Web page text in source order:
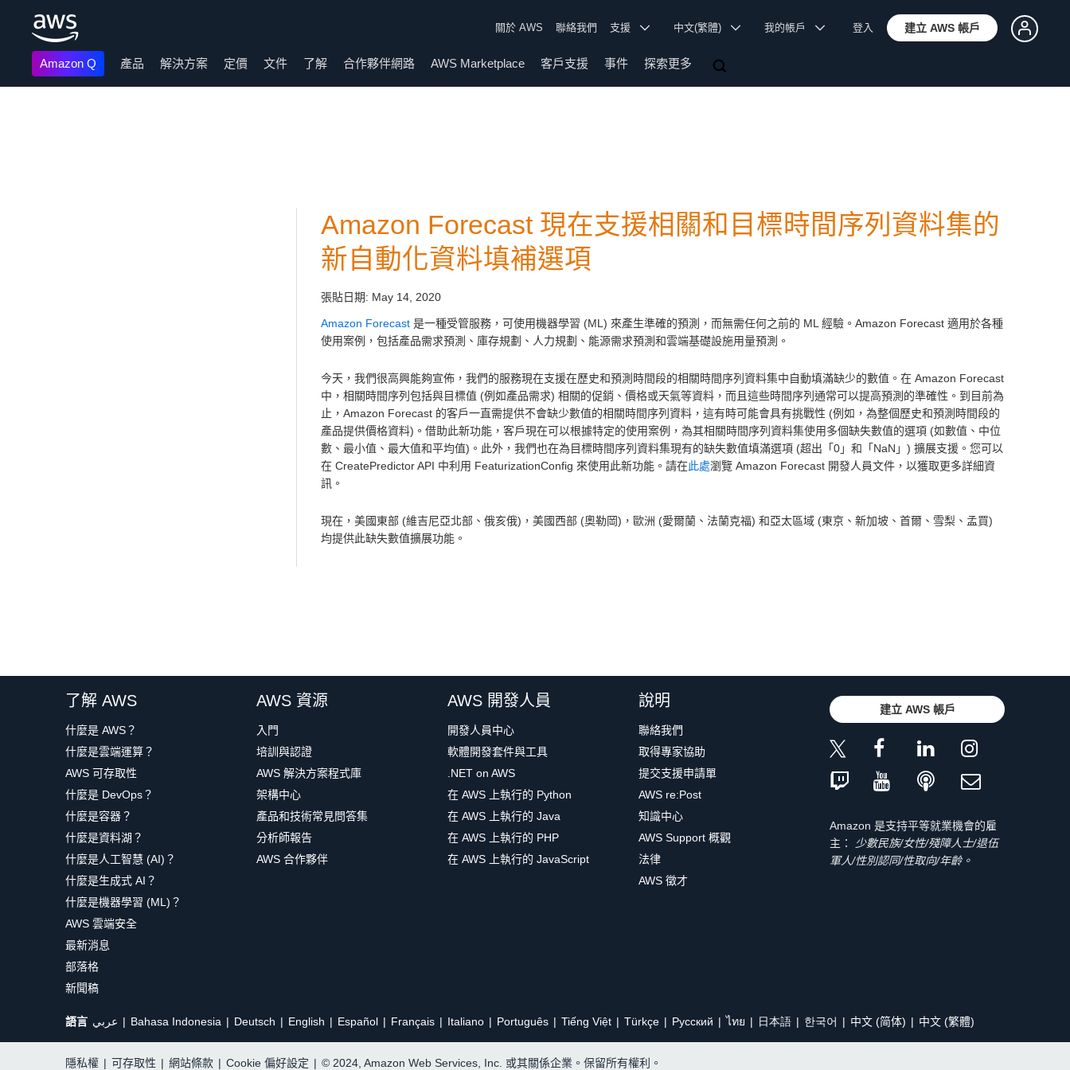
關於 AWS 聯絡我們 支援 中文(繁體) 我的帳戶 登入 建立 AWS 帳戶
Amazon Q 產品 解決方案 定價 文件 了解 合作夥伴網路 AWS Marketplace 客戶支援 事件 探索更多
Amazon Forecast 現在支援相關和目標時間序列資料集的
新自動化資料填補選項
張貼日期: May 14, 2020
Amazon Forecast 是一種受管服務，可使用機器學習 (ML) 來產生準確的預測，而無需任何之前的 ML 經驗。Amazon Forecast 適用於各種
使用案例，包括產品需求預測、庫存規劃、人力規劃、能源需求預測和雲端基礎設施用量預測。
今天，我們很高興能夠宣佈，我們的服務現在支援在歷史和預測時間段的相關時間序列資料集中自動填滿缺少的數值。在 Amazon Forecast
中，相關時間序列包括與目標值 (例如產品需求) 相關的促銷、價格或天氣等資料，而且這些時間序列通常可以提高預測的準確性。到目前為
止，Amazon Forecast 的客戶一直需提供不會缺少數值的相關時間序列資料，這有時可能會具有挑戰性 (例如，為整個歷史和預測時間段的
產品提供價格資料)。借助此新功能，客戶現在可以根據特定的使用案例，為其相關時間序列資料集使用多個缺失數值的選項 (如數值、中位
數、最小值、最大值和平均值)。此外，我們也在為目標時間序列資料集現有的缺失數值填滿選項 (超出「0」和「NaN」) 擴展支援。您可以
在 CreatePredictor API 中利用 FeaturizationConfig 來使用此新功能。請在此處瀏覽 Amazon Forecast 開發人員文件，以獲取更多詳細資
訊。
現在，美國東部 (維吉尼亞北部、俄亥俄)，美國西部 (奧勒岡)，歐洲 (愛爾蘭、法蘭克福) 和亞太區域 (東京、新加坡、首爾、雪梨、孟買)
均提供此缺失數值擴展功能。
了解 AWS
什麼是 AWS？
什麼是雲端運算？
AWS 可存取性
什麼是 DevOps？
什麼是容器？
什麼是資料湖？
什麼是人工智慧 (AI)？
什麼是生成式 AI？
什麼是機器學習 (ML)？
AWS 雲端安全
最新消息
部落格
新聞稿
AWS 資源
入門
培訓與認證
AWS 解決方案程式庫
架構中心
產品和技術常見問答集
分析師報告
AWS 合作夥伴
AWS 開發人員
開發人員中心
軟體開發套件與工具
.NET on AWS
在 AWS 上執行的 Python
在 AWS 上執行的 Java
在 AWS 上執行的 PHP
在 AWS 上執行的 JavaScript
說明
聯絡我們
取得專家協助
提交支援申請單
AWS re:Post
知識中心
AWS Support 概觀
法律
AWS 徵才
建立 AWS 帳戶
Amazon 是支持平等就業機會的雇
主：
少數民族/女性/殘障人士/退伍
軍人/性別認同/性取向/年齡。
語言 عربي Bahasa Indonesia Deutsch English Español Français Italiano Português Tiếng Việt Türkçe Ρусский ไทย 日本語 한국어 中文 (简体) 中文 (繁體)
隱私權 | 可存取性 | 網站條款 | Cookie 偏好設定 | © 2024, Amazon Web Services, Inc. 或其關係企業。保留所有權利。